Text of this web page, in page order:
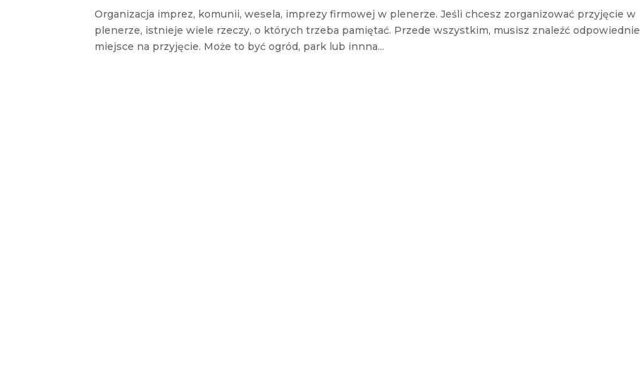
Organizacja imprez, komunii, wesela, imprezy firmowej w plenerze. Jeśli chcesz zorganizować przyjęcie w
plenerze, istnieje wiele rzeczy, o których trzeba pamiętać. Przede wszystkim, musisz znaleźć odpowiednie
miejsce na przyjęcie. Może to być ogród, park lub innna...